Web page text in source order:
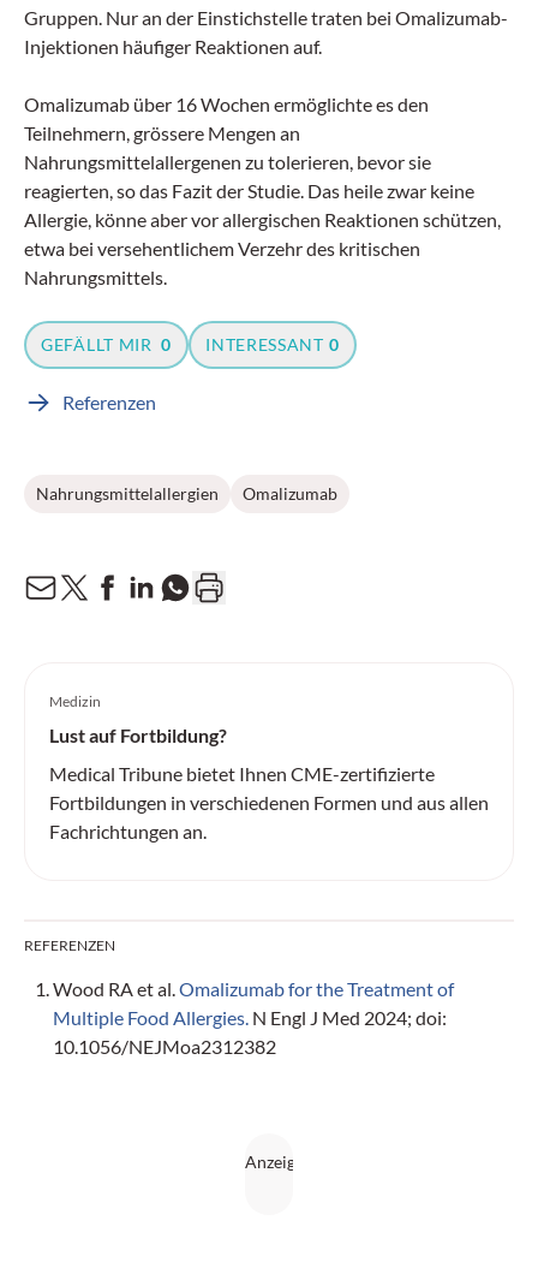
Gruppen. Nur an der Einstichstelle traten bei Omalizumab-
Injektionen häufiger Reaktionen auf.
Omalizumab über 16 Wochen ermöglichte es den
Teilnehmern, grössere Mengen an
Nahrungsmittelallergenen zu tolerieren, bevor sie
reagierten, so das Fazit der Studie. Das heile zwar keine
Allergie, könne aber vor allergischen Reaktionen schützen,
etwa bei versehentlichem Verzehr des kritischen
Nahrungsmittels.
GEFÄLLT MIR 0 INTERESSANT 0
Referenzen
Nahrungsmittelallergien Omalizumab
Medizin
Lust auf Fortbildung?
Medical Tribune bietet Ihnen CME-zertifizierte
Fortbildungen in verschiedenen Formen und aus allen
Fachrichtungen an.
REFERENZEN
Wood RA et al. Omalizumab for the Treatment of
Multiple Food Allergies. N Engl J Med 2024; doi:
10.1056/NEJMoa2312382